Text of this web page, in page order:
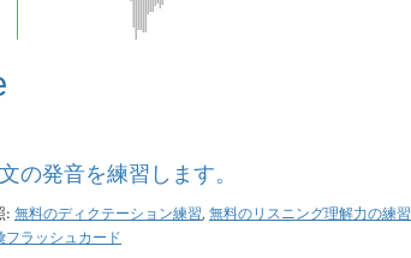
の発音を練習します。
: 無料のディクテーション練習, 無料のリスニング理解力の練習
フラッシュカード